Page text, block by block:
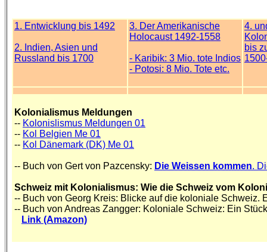
1. Entwicklung bis 1492
2. Indien, Asien und
Russland bis 1700
3. Der Amerikanische
Holocaust 1492-1558
- Karibik: 3 Mio. tote Indios
- Potosi: 8 Mio. Tote etc.
4.
bis
Kolonialismus Meldungen
-- Kolonislismus Meldungen 01
-- Kol Belgien Me 01
-- Kol Dänemark (DK) Me 01
-- Buch von Gert von Pazcensky: Die Weissen kommen.
Schweiz mit Kolonialismus: Wie die Schweiz vom
-- Buch von Georg Kreis: Blicke auf die koloniale Schweiz.
-- Buch von Andreas Zangger: Koloniale Schweiz: Ein
Link (Amazon)